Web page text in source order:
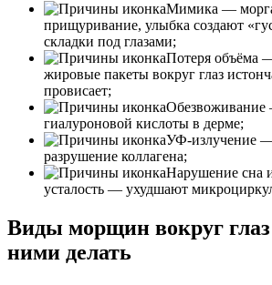
Мимика —
прищуривание, улыбка создают
складки под глазами;
Потеря объёма
жировые пакеты вокруг глаз
провисает;
Обезвоживание
гиалуроновой кислоты в дерме;
УФ-излучение —
разрушение коллагена;
Нарушение сна
усталость — ухудшают
Виды морщин вокруг глаз
ними делать